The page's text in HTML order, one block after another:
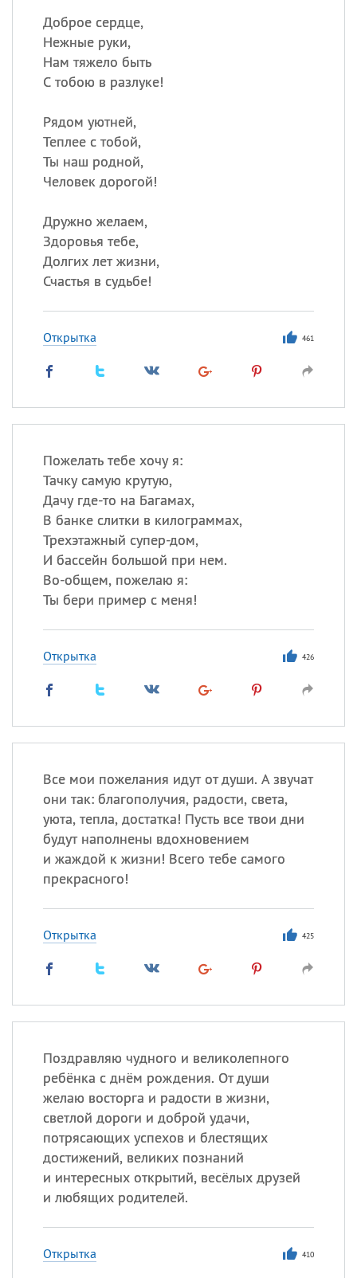
Доброе сердце,
Нежные руки,
Нам тяжело быть
С тобою в разлуке!
Рядом уютней,
Теплее с тобой,
Ты наш родной,
Человек дорогой!
Дружно желаем,
Здоровья тебе,
Долгих лет жизни,
Счастья в судьбе!
Открытка 461
Пожелать тебе хочу я:
Тачку самую крутую,
Дачу где-то на Багамах,
В банке слитки в килограммах,
Трехэтажный супер-дом,
И бассейн большой при нем.
Во-общем, пожелаю я:
Ты бери пример с меня!
Открытка 426
Все мои пожелания идут от души. А звучат
они так: благополучия, радости, света,
уюта, тепла, достатка! Пусть все твои дни
будут наполнены вдохновением
и жаждой к жизни! Всего тебе самого
прекрасного!
Открытка 425
Поздравляю чудного и великолепного
ребёнка с днём рождения. От души
желаю восторга и радости в жизни,
светлой дороги и доброй удачи,
потрясающих успехов и блестящих
достижений, великих познаний
и интересных открытий, весёлых друзей
и любящих родителей.
Открытка 410